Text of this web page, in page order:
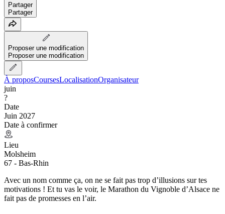
Partager
Partager
Proposer une modification
Proposer une modification
À proposCoursesLocalisationOrganisateur
juin
?
Date
Juin 2027
Date à confirmer
Lieu
Molsheim
67 - Bas-Rhin
Avec un nom comme ça, on ne se fait pas trop d’illusions sur tes
motivations ! Et tu vas le voir, le Marathon du Vignoble d’Alsace ne
fait pas de promesses en l’air.